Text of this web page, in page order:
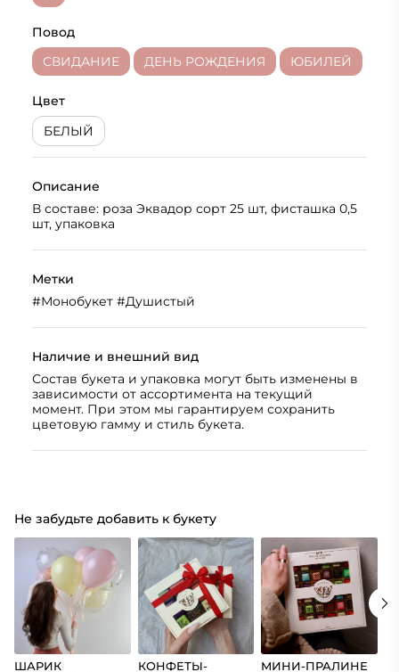
Повод
СВИДАНИЕ
ДЕНЬ РОЖДЕНИЯ ЮБИЛЕЙ
Цвет
БЕЛЫЙ
Описание
В составе: роза Эквадор сорт 25 шт, фисташка 0,5
шт, упаковка
Метки
#Монобукет #Душистый
Наличие и внешний вид
Состав букета и упаковка могут быть изменены в
зависимости от ассортимента на текущий
момент. При этом мы гарантируем сохранить
цветовую гамму и стиль букета.
Не забудьте добавить к букету
ШАРИК
КОНФЕТЫ-
МИНИ-ПРАЛИНЕ